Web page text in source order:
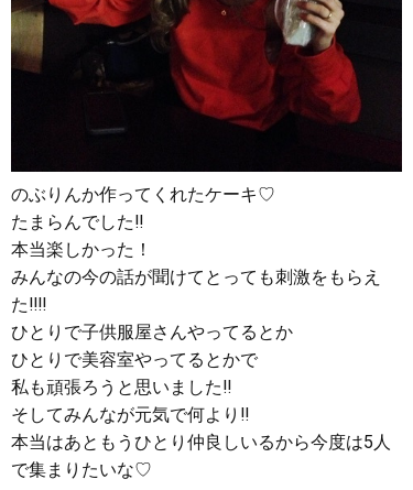
のぶりんか作ってくれたケーキ♡
たまらんでした‼︎
本当楽しかった！
みんなの今の話が聞けてとっても刺激をもらえ
た‼︎‼︎
ひとりで子供服屋さんやってるとか
ひとりで美容室やってるとかで
私も頑張ろうと思いました‼︎
そしてみんなが元気で何より‼︎
本当はあともうひとり仲良しいるから今度は5人
で集まりたいな♡